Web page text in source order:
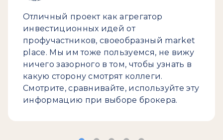
Отличный проект как агрегатор
инвестиционных идей от
профучастников, своеобразный market
place. Мы им тоже пользуемся, не вижу
ничего зазорного в том, чтобы узнать в
какую сторону смотрят коллеги.
Смотрите, сравнивайте, используйте эту
информацию при выборе брокера.